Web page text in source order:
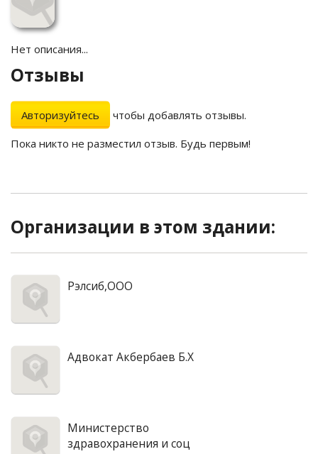
Нет описания...
Отзывы
Авторизуйтесь
чтобы добавлять отзывы.
Пока никто не разместил отзыв. Будь первым!
Организации в этом здании:
Рэлсиб,ООО
Адвокат Акбербаев Б.Х
Министерство
здравохранения и соц